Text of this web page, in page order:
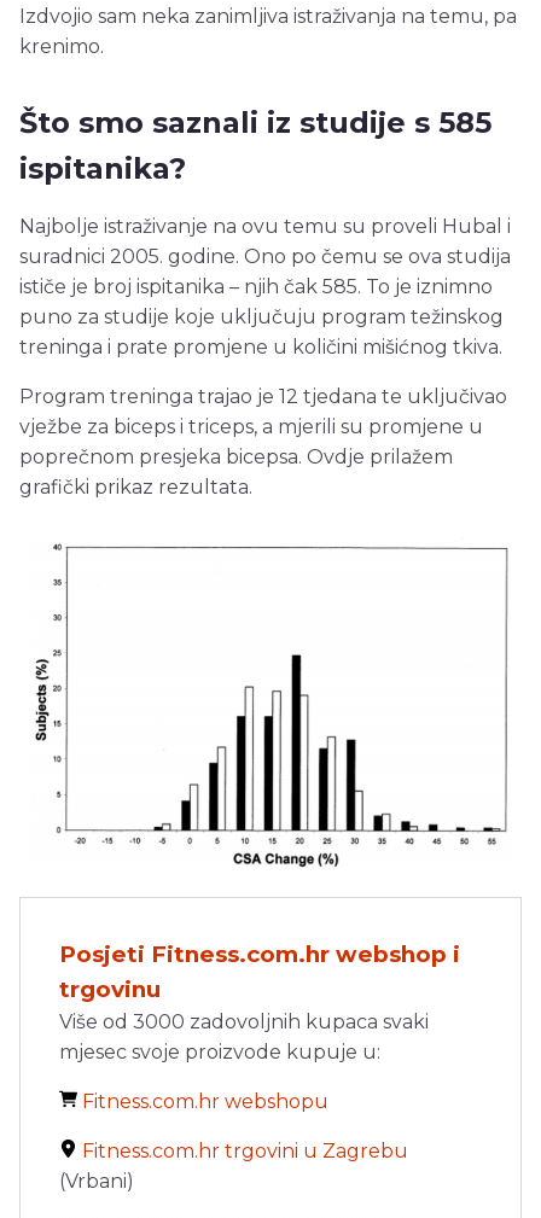
Izdvojio sam neka zanimljiva istraživanja na temu, pa
krenimo.
Što smo saznali iz studije s 585
ispitanika?
Najbolje istraživanje na ovu temu su proveli Hubal i
suradnici 2005. godine. Ono po čemu se ova studija
ističe je broj ispitanika – njih čak 585. To je iznimno
puno za studije koje uključuju program težinskog
treninga i prate promjene u količini mišićnog tkiva.
Program treninga trajao je 12 tjedana te uključivao
vježbe za biceps i triceps, a mjerili su promjene u
poprečnom presjeka bicepsa. Ovdje prilažem
grafički prikaz rezultata.
Posjeti Fitness.com.hr webshop i
trgovinu
Više od 3000 zadovoljnih kupaca svaki
mjesec svoje proizvode kupuje u:
Fitness.com.hr webshopu
Fitness.com.hr trgovini u Zagrebu
(Vrbani)